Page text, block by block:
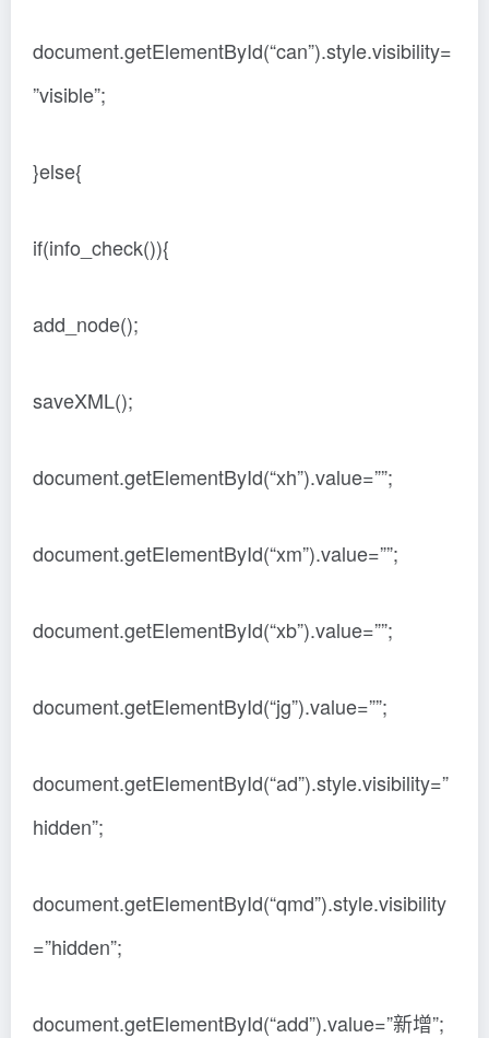
document.getElementById(“can”).style.visibility=
”visible”;
}else{
if(info_check()){
add_node();
saveXML();
document.getElementById(“xh”).value=””;
document.getElementById(“xm”).value=””;
document.getElementById(“xb”).value=””;
document.getElementById(“jg”).value=””;
document.getElementById(“ad”).style.visibility=”
hidden”;
document.getElementById(“qmd”).style.visibility
=”hidden”;
document.getElementById(“add”).value=”新增”;